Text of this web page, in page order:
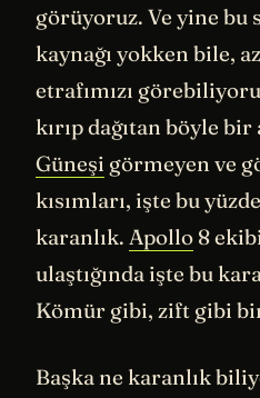
görüyoruz. Ve yine bu
kaynağı yokken bile,
etrafımızı
kırıp dağıtan böyle
Güneşi görmeyen ve
kısımları, işte bu
karanlık. Apollo 8
ulaştığında işte bu
Kömür gibi, zift gibi
Başka ne karanlık